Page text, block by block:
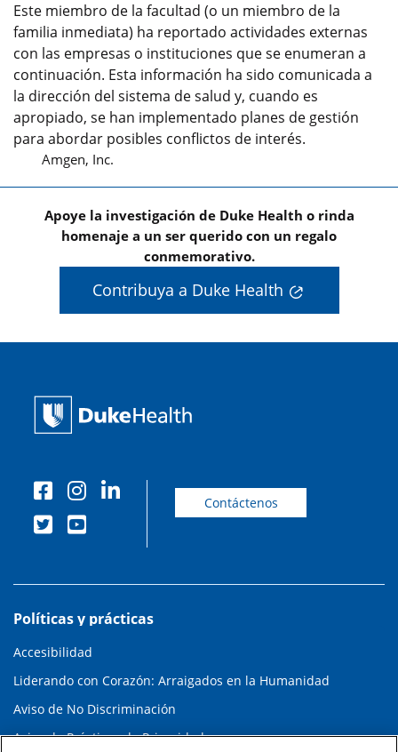
Este miembro de la facultad (o un miembro de la
familia inmediata) ha reportado actividades externas
con las empresas o instituciones que se enumeran a
continuación. Esta información ha sido comunicada a
la dirección del sistema de salud y, cuando es
apropiado, se han implementado planes de gestión
para abordar posibles conflictos de interés.
Amgen, Inc.
Apoye la investigación de Duke Health o rinda
homenaje a un ser querido con un regalo
conmemorativo.
Contribuya a Duke Health
Contáctenos
Políticas y prácticas
Accesibilidad
Liderando con Corazón: Arraigados en la Humanidad
Aviso de No Discriminación
Aviso de Prácticas de Privacidad